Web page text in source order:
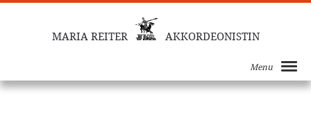
MARIA REITER AKKORDEONISTIN
Menu